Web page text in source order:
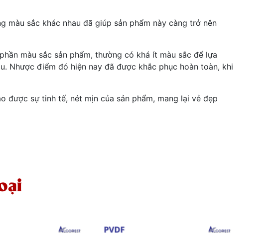
màu sắc khác nhau đã giúp sản phẩm này càng trở nên
màu sắc sản phẩm, thường có khá ít màu sắc để lựa
Nhược điểm đó hiện nay đã được khắc phục hoàn toàn, khi
được sự tinh tế, nét mịn của sản phẩm, mang lại vẻ đẹp